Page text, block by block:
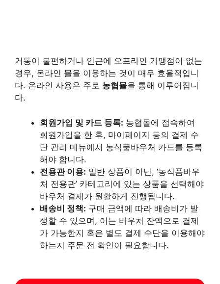
거동이 불편하거나 인근에 오프라인 가맹점이 없는
경우, 온라인 몰을 이용하는 것이 매우 효율적입니
다. 온라인 사용은 주로 농협몰을 통해 이루어집니
다.
회원가입 및 카드 등록: 농협몰에 접속하여
회원가입을 한 후, 마이페이지 등의 결제 수
단 관리 메뉴에서 농식품바우처 카드를 등록
해야 합니다.
전용관 이용: 일반 상품이 아닌, ‘농식품바우
처 전용관’ 카테고리에 있는 상품을 선택해야
바우처 결제가 원활하게 진행됩니다.
배송비 정책: 구매 금액에 따라 배송비가 발
생할 수 있으며, 이는 바우처 잔액으로 결제
가 가능한지 혹은 별도 결제 수단을 이용해야
하는지 주문 전 확인이 필요합니다.